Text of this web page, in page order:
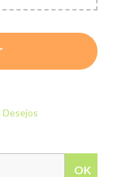
Desejos
OK